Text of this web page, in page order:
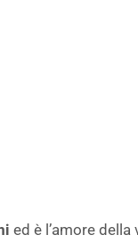
ed è l’amore